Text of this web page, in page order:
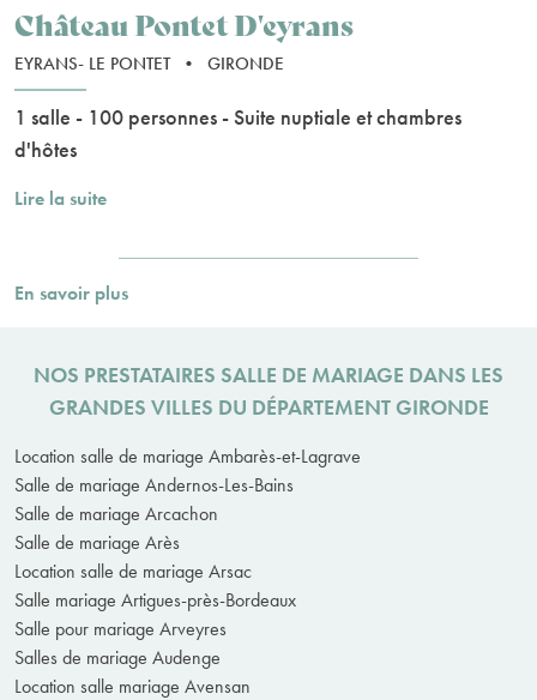
Château Pontet D'eyrans
EYRANS- LE PONTET • GIRONDE
1 salle - 100 personnes - Suite nuptiale et chambres
d'hôtes
Lire la suite
En savoir plus
NOS PRESTATAIRES SALLE DE MARIAGE DANS LES
GRANDES VILLES DU DÉPARTEMENT GIRONDE
Location salle de mariage Ambarès-et-Lagrave
Salle de mariage Andernos-Les-Bains
Salle de mariage Arcachon
Salle de mariage Arès
Location salle de mariage Arsac
Salle mariage Artigues-près-Bordeaux
Salle pour mariage Arveyres
Salles de mariage Audenge
Location salle mariage Avensan